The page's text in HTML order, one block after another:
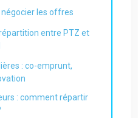
les offres
entre PTZ et
: co-emprunt,
: comment répartir